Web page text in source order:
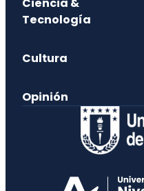
Ciencia &
Tecnología
Cultura
Opinión